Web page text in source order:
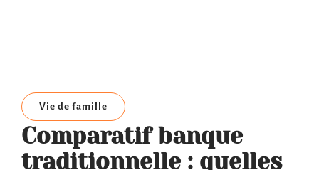
Vie de famille
Comparatif banque
traditionnelle : quelles